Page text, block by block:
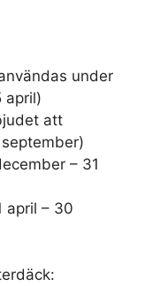
under
april)
att
– 31
april – 30